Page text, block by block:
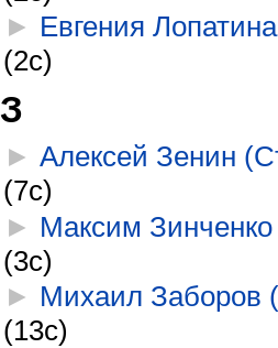
► Евгения
(2с)
З
►Алексей Зенин
(7с)
► Максим
(3с)
► Михаил Заборов
(13с)